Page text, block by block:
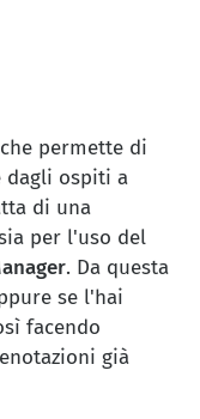
permette di
dagli ospiti a
di una
per l'uso del
. Da questa
se l'hai
facendo
già